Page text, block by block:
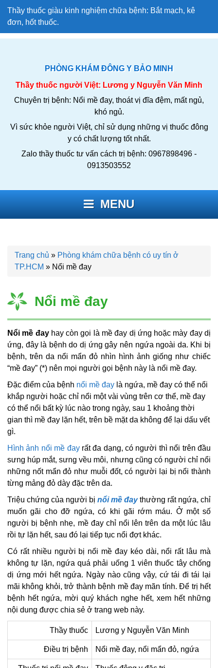
Thầy thuốc giàu kinh nghiệm chữa bệnh: Bắt mạch, kê
đơn, hốt thuốc.
PHÒNG KHÁM ĐÔNG Y BẢO MINH
Thầy thuốc người Việt: Lương y Nguyễn Văn Minh
Chuyên trị bệnh: Nổi mề đay, thoát vị đĩa đệm, mất ngủ,
khó ngủ.
Vì sức khỏe người Việt, chỉ sử dụng những vị thuốc đông
y có chất lượng tốt nhất.
Zalo thầy thuốc tư vấn cách trị bệnh: 0967898496 -
0913503552
MENU
Trang chủ » Phòng khám chữa bệnh có uy tín ở
TP.HCM » Nổi mề đay
Nổi mề đay
Nổi mề đayhay còn gọi là mề đay dị ứng hoặc mày đay dị
ứng, đây là bệnh do dị ứng gây nên ngứa ngoài da. Khi bị
bệnh, trên da nổi mẩn đỏ nhìn hình ảnh giống như chiếc
“mề đay” (*) nên mọi người gọi bệnh này là nổi mề đay.
Đặc điểm của bệnh nổi mề đay là ngứa, mề đay có thể nổi
khắp người hoặc chỉ nổi một vài vùng trên cơ thể, mề đay
có thể nổi bất kỳ lúc nào trong ngày, sau 1 khoảng thời
gian thì mề đay lặn hết, trên bề mặt da không để lại dấu vết
gì.
Hình ảnh nổi mề đayrất đa dạng, có người thì nổi trên đầu
sưng húp mắt, sưng vều môi, nhưng cũng có người chỉ nổi
những nốt mẩn đỏ như muỗi đốt, có người lại bị nổi thành
từng mảng đỏ dày đặc trên da.
Triệu chứng của người bị nổi mề đaythường rất ngứa, chỉ
muốn gãi cho đỡ ngứa, có khi gãi rớm máu. Ở một số
người bị bệnh nhẹ, mề đay chỉ nổi lên trên da một lúc lâu
rồi tự lặn hết, sau đó lại tiếp tục nổi đợt khác.
Có rất nhiều người bị nổi mề đay kéo dài, nổi rất lâu mà
không tự lặn, ngứa quá phải uống 1 viên thuốc tây chống
dị ứng mới hết ngứa. Ngày nào cũng vậy, cứ tái đi tái lại
mãi không khỏi, trở thành bệnh mề đay mãn tính. Để trị hết
bệnh hết ngứa, mời quý khách nghe hết, xem hết những
nội dung được chia sẻ ở trang web này.
Thầy thuốc Lương y Nguyễn Văn Minh
Điều trị bệnh Nổi mề đay, nổi mẩn đỏ, ngứa